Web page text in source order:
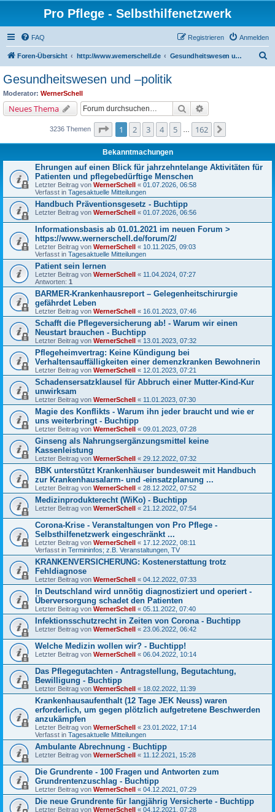
Pro Pflege - Selbsthilfenetzwerk
FAQ Anmelden
Registrieren
Foren-Übersicht http://www.wernerschell.de Gesundheitswesen und –politik
Gesundheitswesen und –politik
Moderator: WernerSchell
Neues Thema Suche
3236 Themen Seite von 162
1 2 3 4 5 162
Bekanntmachungen
Ehrungen auf einen Blick für jahrzehntelange Aktivitäten für
Patienten und pflegebedürftige Menschen
Letzter Beitrag von WernerSchell « 01.07.2026, 06:58
Verfasst in Tagesaktuelle Mitteilungen
Handbuch Präventionsgesetz - Buchtipp
Letzter Beitrag von WernerSchell « 01.07.2026, 06:56
Informationsbasis ab 01.01.2021 im neuen Forum >
https://www.wernerschell.de/forum/2/
Letzter Beitrag von WernerSchell « 10.11.2025, 09:03
Verfasst in Tagesaktuelle Mitteilungen
Patient sein lernen
Letzter Beitrag von WernerSchell « 11.04.2024, 07:27
Antworten: 1
BARMER-Krankenhausreport – Gelegenheitschirurgie
gefährdet Leben
Letzter Beitrag von WernerSchell « 16.01.2023, 07:46
Schafft die Pflegeversicherung ab! - Warum wir einen
Neustart brauchen - Buchtipp
Letzter Beitrag von WernerSchell « 13.01.2023, 07:32
Pflegeheimvertrag: Keine Kündigung bei
Verhaltensauffälligkeiten einer demenzkranken Bewohnerin
Letzter Beitrag von WernerSchell « 12.01.2023, 07:21
Schadensersatzklausel für Abbruch einer Mutter-Kind-Kur
unwirksam
Letzter Beitrag von WernerSchell « 11.01.2023, 07:30
Magie des Konflikts - Warum ihn jeder braucht und wie er
uns weiterbringt - Buchtipp
Letzter Beitrag von WernerSchell « 09.01.2023, 07:28
Ginseng als Nahrungsergänzungsmittel keine
Kassenleistung
Letzter Beitrag von WernerSchell « 29.12.2022, 07:32
BBK unterstützt Krankenhäuser bundesweit mit Handbuch
zur Krankenhausalarm- und -einsatzplanung ...
Letzter Beitrag von WernerSchell « 28.12.2022, 07:52
Medizinprodukterecht (WiKo) - Buchtipp
Letzter Beitrag von WernerSchell « 21.12.2022, 07:54
Corona-Krise - Veranstaltungen von Pro Pflege -
Selbsthilfenetzwerk eingeschränkt ...
Letzter Beitrag von WernerSchell « 17.12.2022, 08:11
Verfasst in Termininfos; z.B. Veranstaltungen, TV
KRANKENVERSICHERUNG: Kostenerstattung trotz
Fehldiagnose
Letzter Beitrag von WernerSchell « 04.12.2022, 07:33
In Deutschland wird unnötig diagnostiziert und operiert -
Überversorgung schadet den Patienten
Letzter Beitrag von WernerSchell « 05.11.2022, 07:40
Infektionsschutzrecht in Zeiten von Corona - Buchtipp
Letzter Beitrag von WernerSchell « 23.06.2022, 06:42
Welche Medizin wollen wir? - Buchtipp!
Letzter Beitrag von WernerSchell « 06.04.2022, 10:14
Das Pflegegutachten - Antragstellung, Begutachtung,
Bewilligung - Buchtipp
Letzter Beitrag von WernerSchell « 18.02.2022, 11:39
Krankenhausaufenthalt (12 Tage JEK Neuss) waren
erforderlich, um gegen plötzlich aufgetretene Beschwerden
anzukämpfen
Letzter Beitrag von WernerSchell « 23.01.2022, 17:14
Verfasst in Tagesaktuelle Mitteilungen
Ambulante Abrechnung - Buchtipp
Letzter Beitrag von WernerSchell « 11.12.2021, 15:28
Die Grundrente - 100 Fragen und Antworten zum
Grundrentenzuschlag - Buchtipp
Letzter Beitrag von WernerSchell « 04.12.2021, 07:29
Die neue Grundrente für langjährig Versicherte - Buchtipp
Letzter Beitrag von WernerSchell « 04.12.2021, 07:28